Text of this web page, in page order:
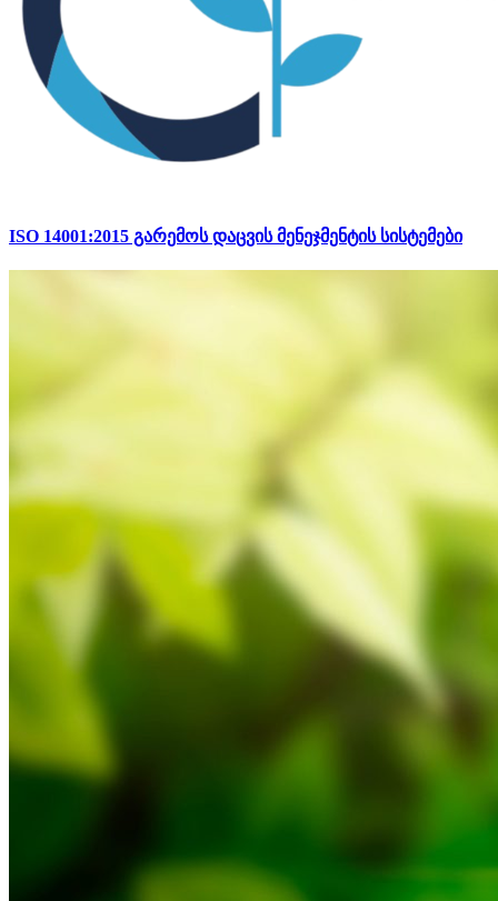
ISO 14001:2015 გარემოს დაცვის მენეჯმენტის სისტემები